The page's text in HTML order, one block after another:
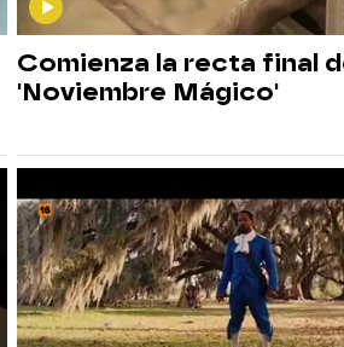
Comienza la recta final
'Noviembre Mágico'